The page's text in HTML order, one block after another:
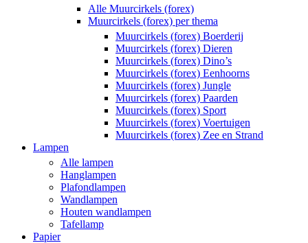
Alle Muurcirkels (forex)
Muurcirkels (forex) per thema
Muurcirkels (forex) Boerderij
Muurcirkels (forex) Dieren
Muurcirkels (forex) Dino’s
Muurcirkels (forex) Eenhoorns
Muurcirkels (forex) Jungle
Muurcirkels (forex) Paarden
Muurcirkels (forex) Sport
Muurcirkels (forex) Voertuigen
Muurcirkels (forex) Zee en Strand
Lampen
Alle lampen
Hanglampen
Plafondlampen
Wandlampen
Houten wandlampen
Tafellamp
Papier